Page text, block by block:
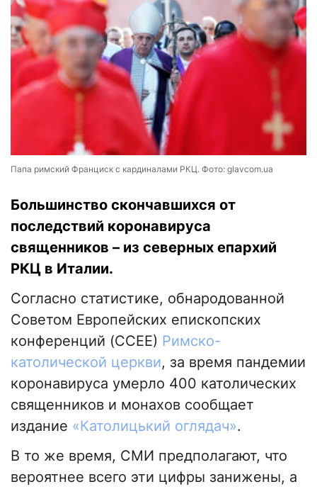
Папа римский Франциск с кардиналами РКЦ. Фото: glavcom.ua
Большинство скончавшихся от
последствий коронавируса
священников – из северных епархий
РКЦ в Италии.
Согласно статистике, обнародованной
Советом Европейских епископских
конференций (CCEE) Римско-
католической церкви, за время пандемии
коронавируса умерло 400 католических
священников и монахов сообщает
издание «Католицький оглядач».
В то же время, СМИ предполагают, что
вероятнее всего эти цифры занижены, а